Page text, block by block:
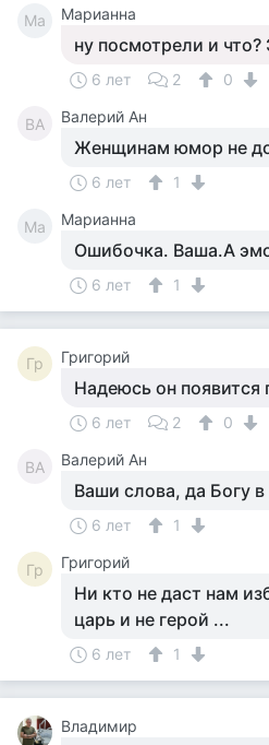
Ма Марианна
ну посмотрели и
6 лет 2 0
ВА Валерий Ан
Женщинам юмор не
6 лет 1
Ма Марианна
Ошибочка. Ваша.А
6 лет 1
Гр Григорий
Надеюсь он появится
6 лет 2 0
ВА Валерий Ан
Ваши слова, да Богу
6 лет 1
Гр Григорий
Ни кто не даст нам
царь и не герой ...
6 лет 1
Владимир